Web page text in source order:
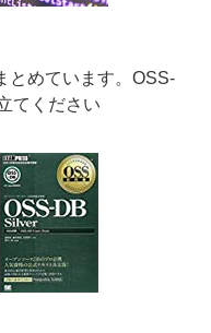
とめています。OSS-
てください